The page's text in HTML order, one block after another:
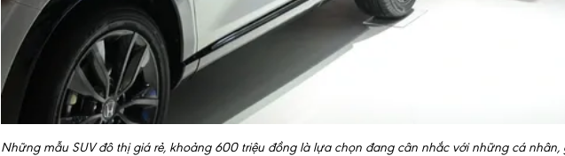
Những mẫu SUV đô thị giá rẻ, khoảng 600 triệu đồng là lựa chọn đang cân nhắc với những cá nhân,